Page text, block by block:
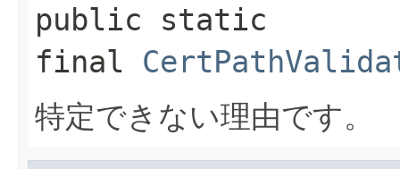
public static
final
特定できない理由です。